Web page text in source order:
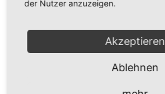
der Nutzer anzuzeigen.
Akzeptieren
Ablehnen